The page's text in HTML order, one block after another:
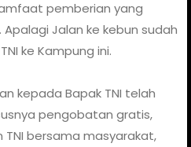
pemberian yang
Jalan ke kebun sudah
ke Kampung ini.
kepada Bapak TNI telah
pengobatan gratis,
bersama masyarakat,